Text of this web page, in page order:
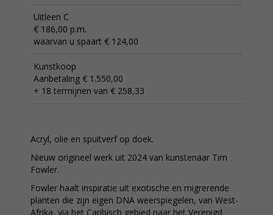
Uitleen C
€ 186,00 p.m.
waarvan u spaart € 124,00
Kunstkoop
Aanbetaling € 1.550,00
+ 18 termijnen van € 258,33
Acryl, olie en spuitverf op doek.
Nieuw origineel werk uit 2024 van kunstenaar Tim
Fowler.
Fowler haalt inspiratie uit exotische en migrerende
planten die zijn eigen DNA weerspiegelen, van West-
Afrika, via het Caribisch gebied naar het Verenigd